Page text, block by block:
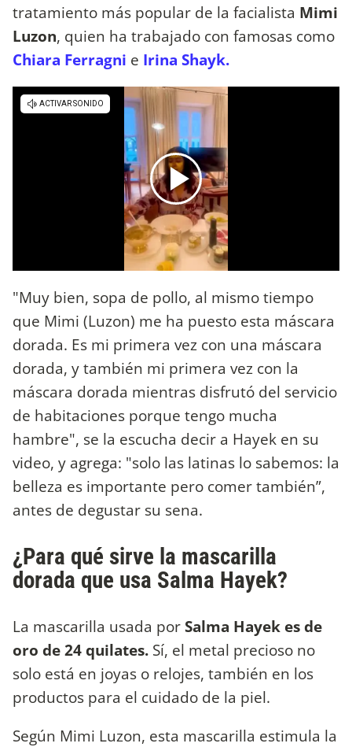
tratamiento más popular de la facialista Mimi
Luzon, quien ha trabajado con famosas como
Chiara Ferragni e Irina Shayk.
"Muy bien, sopa de pollo, al mismo tiempo
que Mimi (Luzon) me ha puesto esta máscara
dorada. Es mi primera vez con una máscara
dorada, y también mi primera vez con la
máscara dorada mientras disfrutó del servicio
de habitaciones porque tengo mucha
hambre", se la escucha decir a Hayek en su
video, y agrega: "solo las latinas lo sabemos: la
belleza es importante pero comer también”,
antes de degustar su sena.
¿Para qué sirve la mascarilla
dorada que usa Salma Hayek?
La mascarilla usada porSalma Hayek es de
oro de 24 quilates. Sí, el metal precioso no
solo está en joyas o relojes, también en los
productos para el cuidado de la piel.
Según Mimi Luzon, esta mascarilla estimula la